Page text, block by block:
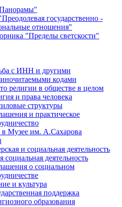
государственно -
отношения"
"Пределы светскости"
с ИНН и другими
кодами
религии в обществе в целом
и права человека
структуры
и практическое
Музее им. А.Сахарова
и социальная деятельность
социальная деятельность
о социальном
и культура
поддержка
образования